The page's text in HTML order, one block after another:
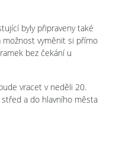
byly připraveny také
vyměnit si přímo
bez čekání u
vracet v neděli 20.
a do hlavního města